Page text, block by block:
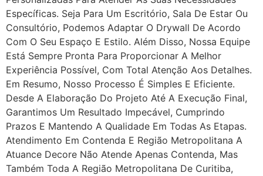
Específicas. Seja Para Um Escritório, Sala De Estar Ou
Consultório, Podemos Adaptar O Drywall De Acordo
Com O Seu Espaço E Estilo. Além Disso, Nossa Equipe
Está Sempre Pronta Para Proporcionar A Melhor
Experiência Possível, Com Total Atenção Aos Detalhes.
Em Resumo, Nosso Processo É Simples E Eficiente.
Desde A Elaboração Do Projeto Até A Execução Final,
Garantimos Um Resultado Impecável, Cumprindo
Prazos E Mantendo A Qualidade Em Todas As Etapas.
Atendimento Em Contenda E Região Metropolitana A
Atuance Decore Não Atende Apenas Contenda, Mas
Também Toda A Região Metropolitana De Curitiba,